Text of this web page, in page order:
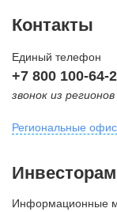
Контакты
Единый телефон
+7 800 100-64-
звонок из
Региональные
внутригородская
Муниципальный
Инвесторам
Информационные